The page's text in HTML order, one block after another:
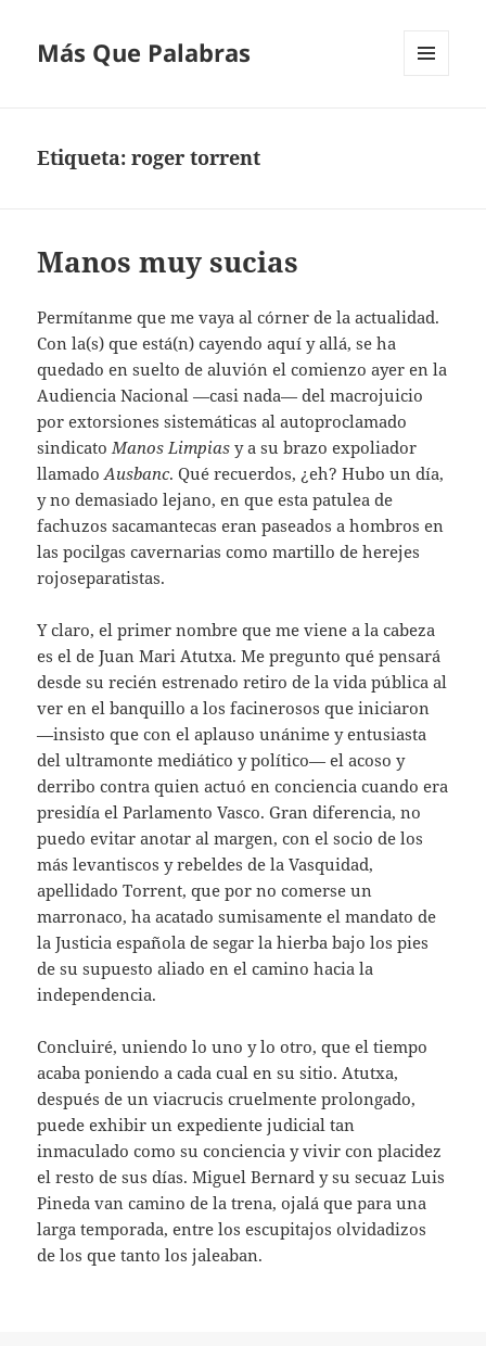
Más Que Palabras
Etiqueta:roger torrent
Manos muy sucias
Permítanme que me vaya al córner de la actualidad.
Con la(s) que está(n) cayendo aquí y allá, se ha
quedado en suelto de aluvión el comienzo ayer en la
Audiencia Nacional —casi nada— del macrojuicio
por extorsiones sistemáticas al autoproclamado
sindicatoManos Limpias y a su brazo expoliador
llamadoAusbanc. Qué recuerdos, ¿eh? Hubo un día,
y no demasiado lejano, en que esta patulea de
fachuzos sacamantecas eran paseados a hombros en
las pocilgas cavernarias como martillo de herejes
rojoseparatistas.
Y claro, el primer nombre que me viene a la cabeza
es el de Juan Mari Atutxa. Me pregunto qué pensará
desde su recién estrenado retiro de la vida pública al
ver en el banquillo a los facinerosos que iniciaron
—insisto que con el aplauso unánime y entusiasta
del ultramonte mediático y político— el acoso y
derribo contra quien actuó en conciencia cuando era
presidía el Parlamento Vasco. Gran diferencia, no
puedo evitar anotar al margen, con el socio de los
más levantiscos y rebeldes de la Vasquidad,
apellidado Torrent, que por no comerse un
marronaco, ha acatado sumisamente el mandato de
la Justicia española de segar la hierba bajo los pies
de su supuesto aliado en el camino hacia la
independencia.
Concluiré, uniendo lo uno y lo otro, que el tiempo
acaba poniendo a cada cual en su sitio. Atutxa,
después de un viacrucis cruelmente prolongado,
puede exhibir un expediente judicial tan
inmaculado como su conciencia y vivir con placidez
el resto de sus días. Miguel Bernard y su secuaz Luis
Pineda van camino de la trena, ojalá que para una
larga temporada, entre los escupitajos olvidadizos
de los que tanto los jaleaban.